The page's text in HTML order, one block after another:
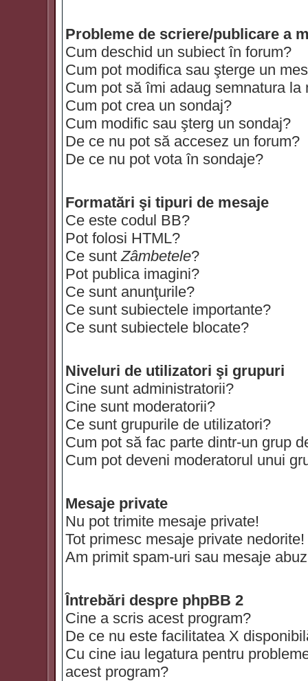
Probleme de scriere/publicare a
Cum deschid un subiect în forum?
Cum pot modifica sau şterge un
Cum pot să îmi adaug semnatura la
Cum pot crea un sondaj?
Cum modific sau şterg un sondaj?
De ce nu pot să accesez un forum?
De ce nu pot vota în sondaje?
Formatări şi tipuri de mesaje
Ce este codul BB?
Pot folosi HTML?
Ce suntZâmbetele?
Pot publica imagini?
Ce sunt anunţurile?
Ce sunt subiectele importante?
Ce sunt subiectele blocate?
Niveluri de utilizatori şi grupuri
Cine sunt administratorii?
Cine sunt moderatorii?
Ce sunt grupurile de utilizatori?
Cum pot să fac parte dintr-un grup
Cum pot deveni moderatorul unui
Mesaje private
Nu pot trimite mesaje private!
Tot primesc mesaje private nedorite!
Am primit spam-uri sau mesaje
Întrebări despre phpBB 2
Cine a scris acest program?
De ce nu este facilitatea X
Cu cine iau legatura pentru
acest program?